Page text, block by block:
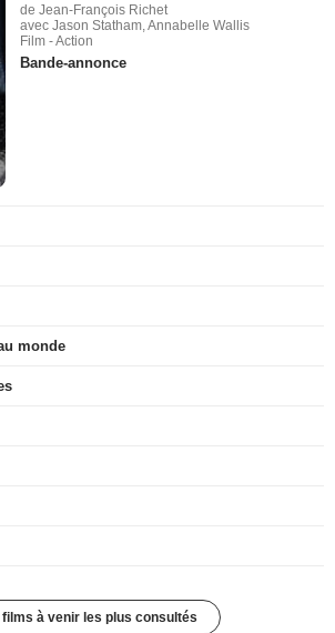
de Jean-François Richet
avec Jason Statham, Annabelle Wallis
Film - Action
Bande-annonce
monde
films à venir les plus consultés